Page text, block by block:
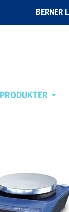
BERNER
PRODUKTER